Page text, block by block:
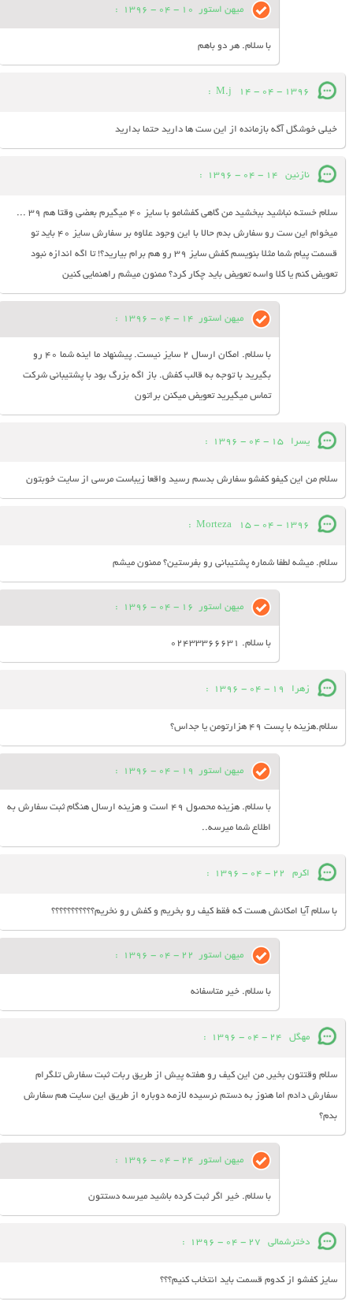
میهن استور 10 - 04 - 1396
:
با سلام. هر دو باهم
M.j 14 - 04 - 1396
:
خیلی خوشگل آگه بازمانده از این ست ها دارید حتما بدارید
نازنین 14 - 04 - 1396
:
سلام خسته نباشید ببخشید من گاهی کفشامو با سایز 40 میگیرم بعضی وقتا هم 39 ...
میخوام این ست رو سفارش بدم حالا با این وجود علاوه بر سفارش سایز 40 باید تو
قسمت پیام شما مثلا بنویسم کفش سایز 39 رو هم برام بیارید؟! تا اگه اندازه نبود
تعویض کنم یا کلا واسه تعویض باید چکار کرد؟ ممنون میشم راهنمایی کنین
میهن استور 14 - 04 - 1396
:
با سلام. امکان ارسال 2 سایز نیست. پیشنهاد ما اینه شما 40 رو
بگیرید با توجه به قالب کفش. باز اگه بزرگ بود با پشتیبانی شرکت
تماس میگیرید تعویض میکنن براتون
یسرا 15 - 04 - 1396
:
سلام من این کیفو کفشو سفارش بدسم رسید واقعا زیباست مرسی از سایت خوبتون
Morteza 15 - 04 - 1396
:
سلام. میشه لطفا شماره پشتیبانی رو بفرستین؟ ممنون میشم
میهن استور 16 - 04 - 1396
:
با سلام. 02433366631
زهرا 19 - 04 - 1396
:
سلام.هزینه با پست ۴۹ هزارتومن یا جداس؟
میهن استور 19 - 04 - 1396
:
با سلام. هزینه محصول 49 است و هزینه ارسال هنگام ثبت سفارش به
اطلاع شما میرسه..
اکرم 22 - 04 - 1396
:
با سلام آیا امکانش هست که فقط کیف رو بخریم و کفش رو نخریم؟؟؟؟؟؟؟؟؟؟؟
میهن استور 22 - 04 - 1396
:
با سلام. خیر متاسفانه
مهگل 24 - 04 - 1396
:
سلام وقتتون بخیر, من این کیف رو هفته پیش از طریق ربات ثبت سفارش تلگرام
سفارش دادم اما هنوز به دستم نرسیده لازمه دوباره از طریق این سایت هم سفارش
بدم؟
میهن استور 24 - 04 - 1396
:
با سلام. خیر اگر ثبت کرده باشید میرسه دستتون
دخترشمالی 27 - 04 - 1396
:
سایز کفشو از کدوم قسمت باید انتخاب کنیم؟؟؟